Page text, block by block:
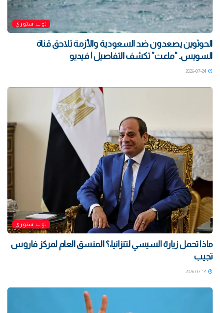
توب ستوري
الحوثوين يصعدون ضد السعودية والأزمة تلاحق قناة
السويس.. “ماعت” تكشف التفاصيل | فيديو
توب ستوري
ماذا تحمل زيارة السيسي لتنزانيا،؟ المنسق العام لمركز فاروس
تجيب